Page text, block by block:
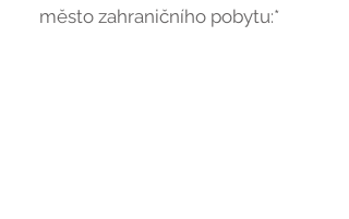
město zahraničního pobytu:*